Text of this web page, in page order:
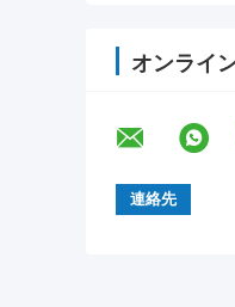
オンライ